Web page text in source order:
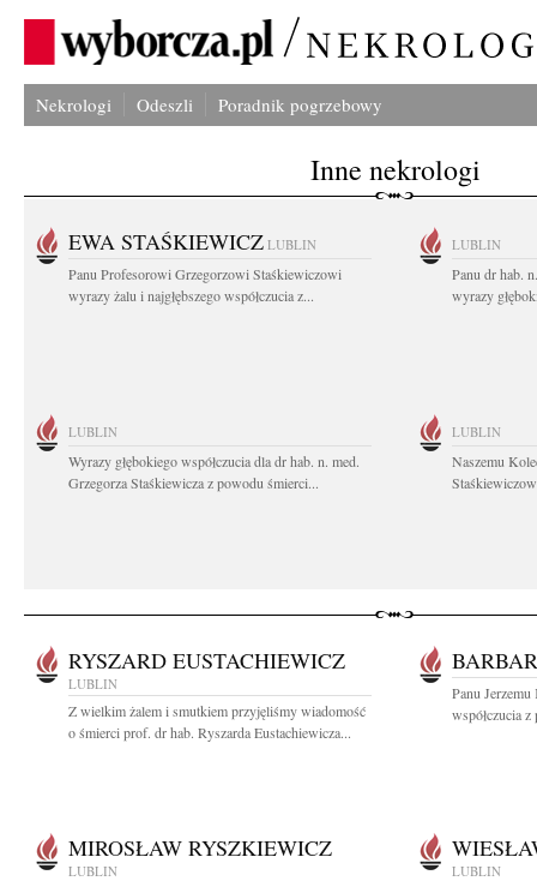
Nekrologi Odeszli Poradnik pogrzebowy
Inne nekrologi
EWA STAŚKIEWICZ LUBLIN
Panu Profesorowi Grzegorzowi Staśkiewiczowi
wyrazy żalu i najgłębszego współczucia z...
LUBLIN
Panu dr hab.
wyrazy
LUBLIN
Wyrazy głębokiego współczucia dla dr hab. n. med.
Grzegorza Staśkiewicza z powodu śmierci...
LUBLIN
Naszemu
RYSZARD EUSTACHIEWICZ
LUBLIN
Z wielkim żalem i smutkiem przyjęliśmy wiadomość
o śmierci prof. dr hab. Ryszarda Eustachiewicza...
Panu
współczucia
MIROSŁAW RYSZKIEWICZ
LUBLIN LUBLIN